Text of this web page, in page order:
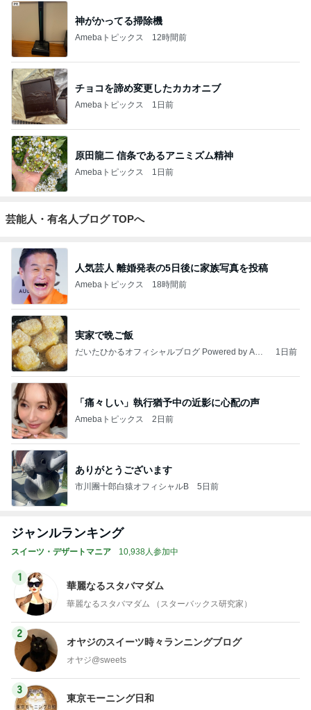
神がかってる掃除機
Amebaトピックス 12時間前
チョコを諦め変更したカカオニブ
Amebaトピックス 1日前
原田龍二 信条であるアニミズム精神
Amebaトピックス 1日前
芸能人・有名人ブログ TOPへ
人気芸人 離婚発表の5日後に家族写真を投稿
Amebaトピックス 18時間前
実家で晩ご飯
だいたひかるオフィシャルブログ Powered by Ame
1日前
「痛々しい」執行猶予中の近影に心配の声
Amebaトピックス 2日前
ありがとうございます
市川團十郎白猿オフィシャルB 5日前
ジャンルランキング
スイーツ・デザートマニア 10,938人参加中
1
華麗なるスタバマダム
華麗なるスタバマダム （スターバックス研究家）
2
オヤジのスイーツ時々ランニングブログ
オヤジ@sweets
3
東京モーニング日和